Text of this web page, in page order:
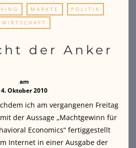
MÄRKTE
POLITIK
WIRTSCHAFT
der Anker
am
4. Oktober 2010
ich am vergangenen Freitag
der Aussage „Machtgewinn für
Economics“ fertiggestellt
Internet in einer Ausgabe der